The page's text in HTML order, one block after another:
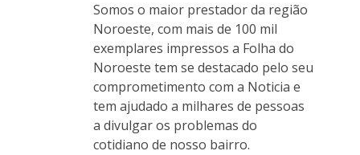
Somos o maior prestador da região
Noroeste, com mais de 100 mil
exemplares impressos a Folha do
Noroeste tem se destacado pelo seu
comprometimento com a Noticia e
tem ajudado a milhares de pessoas
a divulgar os problemas do
cotidiano de nosso bairro.